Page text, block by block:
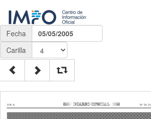
Fecha
05/05/2005
Carilla